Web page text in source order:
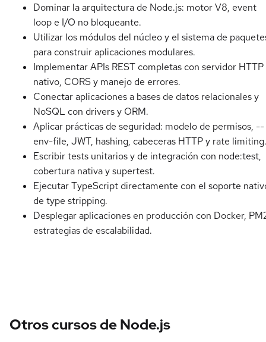
Dominar la arquitectura de Node.js: motor V8, event
loop e I/O no bloqueante.
Utilizar los módulos del núcleo y el sistema de
para construir aplicaciones modulares.
Implementar APIs REST completas con servidor HTTP
nativo, CORS y manejo de errores.
Conectar aplicaciones a bases de datos relacionales y
NoSQL con drivers y ORM.
Aplicar prácticas de seguridad: modelo de permisos, --
env-file, JWT, hashing, cabeceras HTTP y rate limiting.
Escribir tests unitarios y de integración con node:test,
cobertura nativa y supertest.
Ejecutar TypeScript directamente con el soporte
de type stripping.
Desplegar aplicaciones en producción con Docker,
estrategias de escalabilidad.
Otros cursos de Node.js